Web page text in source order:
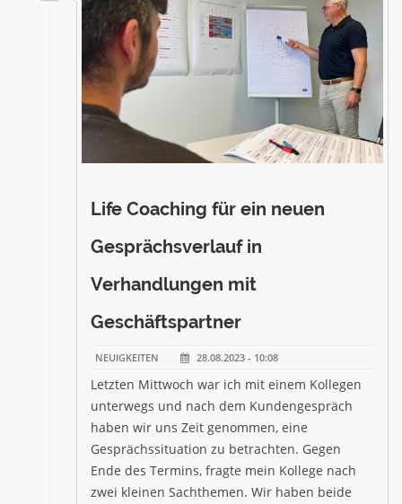
Life Coaching für ein neuen
Gesprächsverlauf in
Verhandlungen mit
Geschäftspartner
NEUIGKEITEN 28.08.2023 - 10:08
Letzten Mittwoch war ich mit einem Kollegen
unterwegs und nach dem Kundengespräch
haben wir uns Zeit genommen, eine
Gesprächssituation zu betrachten. Gegen
Ende des Termins, fragte mein Kollege nach
zwei kleinen Sachthemen. Wir haben beide